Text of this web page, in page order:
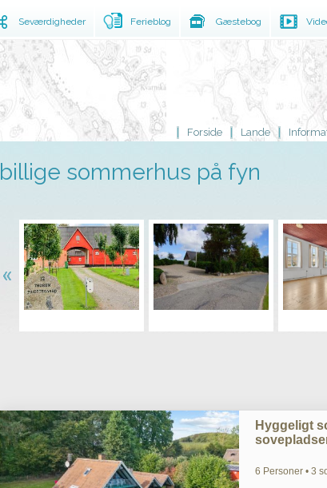
Forside Lande
billige sommerhus på fyn
Hyggeligt
6 Personer • 3
Seværdigheder Ferieblog Gæstebog